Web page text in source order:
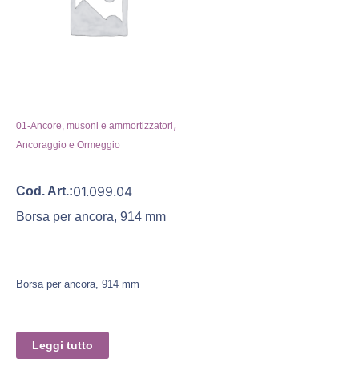
01-Ancore, musoni e ammortizzatori,
Ancoraggio e Ormeggio
Cod. Art.:01.099.04
Borsa per ancora, 914 mm
Borsa per ancora, 914 mm
Leggi tutto